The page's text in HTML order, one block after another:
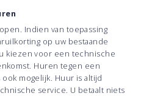
Indien van toepassing
op uw bestaande
kiezen voor een technische
Huren tegen een
mogelijk. Huur is altijd
service. U betaalt niets